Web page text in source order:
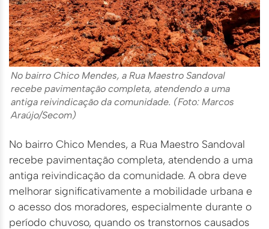
No bairro Chico Mendes, a Rua Maestro Sandoval
recebe pavimentação completa, atendendo a uma
antiga reivindicação da comunidade. (Foto: Marcos
Araújo/Secom)
No bairro Chico Mendes, a Rua Maestro Sandoval
recebe pavimentação completa, atendendo a uma
antiga reivindicação da comunidade. A obra deve
melhorar significativamente a mobilidade urbana e
o acesso dos moradores, especialmente durante o
período chuvoso, quando os transtornos causados